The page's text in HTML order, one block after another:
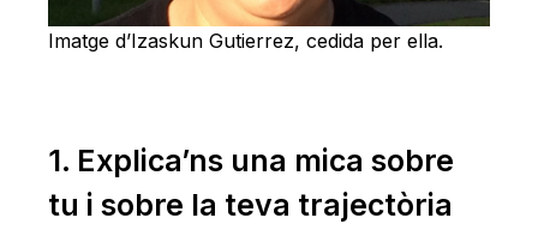
Imatge d’Izaskun Gutierrez, cedida per ella.
1. Explica’ns una mica sobre
tu i sobre la teva trajectòria